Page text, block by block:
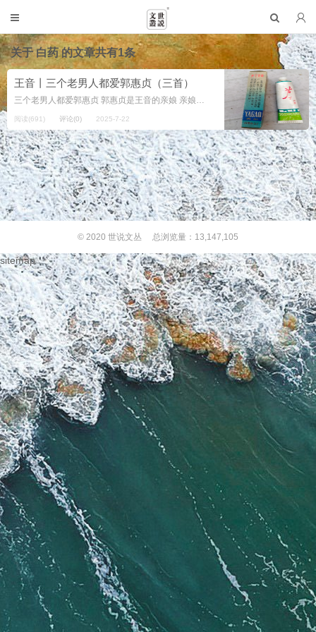
关于白药的文章共有1条
王音丨三个老男人都爱郭惠贞（三首）
三个老男人都爱郭惠贞 郭惠贞是王音的亲娘 亲娘比她小儿年长了 整整四十有五，郭惠贞 如果她还活着的话 今年正好是 一百零一岁 郭惠贞比丈夫王润泰大三岁 比亲弟弟郭绪和大五岁 这两个老男人 ...
阅读(691) 评论(0) 2025-7-22
© 2020 世说文丛 总浏览量：13,147,105
sitemap